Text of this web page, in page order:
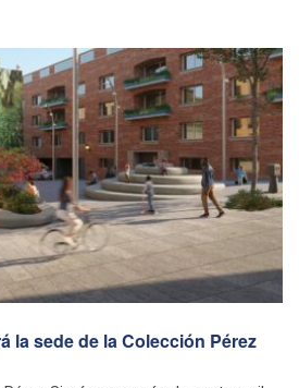
la sede de la Colección Pérez